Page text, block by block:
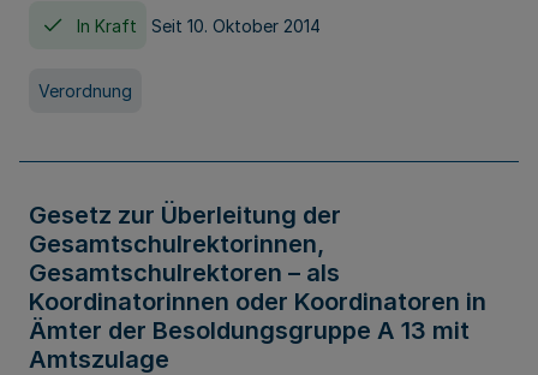
In Kraft Seit 10. Oktober 2014
Verordnung
Gesetz zur Überleitung der
Gesamtschulrektorinnen,
Gesamtschulrektoren – als
Koordinatorinnen oder Koordinatoren in
Ämter der Besoldungsgruppe A 13 mit
Amtszulage